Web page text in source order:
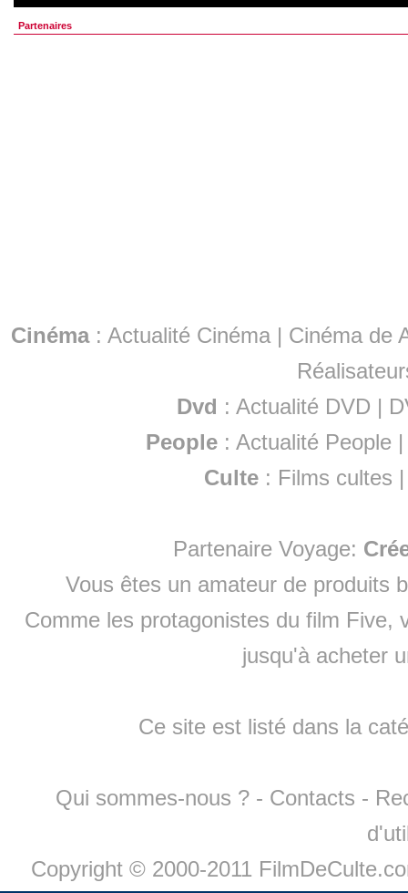
Partenaires
Cinéma: Actualité Cinéma | Cinéma de
Dvd : Actualité DVD |
People :Actualité People
Culte : Films cultes
Partenaire Voyage:
Vous êtes un amateur de produits
Comme les protagonistes du film Five,
jusqu'à acheter
Ce site est listé dans la
Qui sommes-nous ? - Contacts -
Copyright © 2000-2011